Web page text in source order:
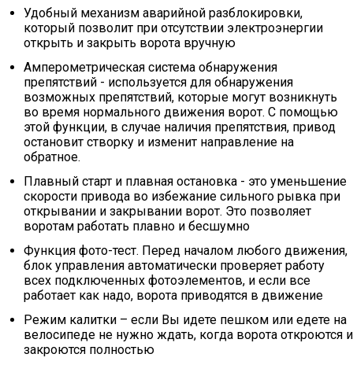
Удобный механизм аварийной разблокировки,
который позволит при отсутствии электроэнергии
открыть и закрыть ворота вручную
Амперометрическая система обнаружения
препятствий - используется для обнаружения
возможных препятствий, которые могут возникнуть
во время нормального движения ворот. С помощью
этой функции, в случае наличия препятствия, привод
остановит створку и изменит направление на
обратное.
Плавный старт и плавная остановка - это уменьшение
скорости привода во избежание сильного рывка при
открывании и закрывании ворот. Это позволяет
воротам работать плавно и бесшумно
Функция фото-тест. Перед началом любого движения,
блок управления автоматически проверяет работу
всех подключенных фотоэлементов, и если все
работает как надо, ворота приводятся в движение
Режим калитки – если Вы идете пешком или едете на
велосипеде не нужно ждать, когда ворота откроются и
закроются полностью